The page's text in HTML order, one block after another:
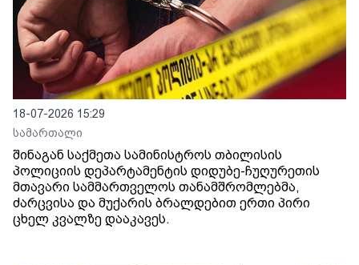
18-07-2026 15:29
სამართალი
შინაგან საქმეთა სამინისტროს თბილისის
პოლიციის დეპარტამენტის დიდუბე-ჩუღურეთის
მთავარი სამმართველოს თანამშრომლებმა,
ძარცვისა და მუქარის ბრალდებით ერთი პირი
ცხელ კვალზე დააკავეს.